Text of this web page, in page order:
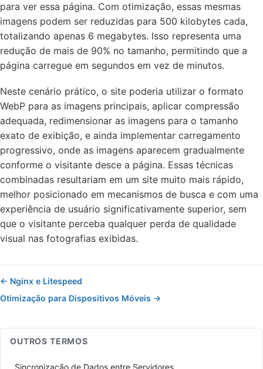
para ver essa página. Com otimização, essas mesmas
imagens podem ser reduzidas para 500 kilobytes cada,
totalizando apenas 6 megabytes. Isso representa uma
redução de mais de 90% no tamanho, permitindo que a
página carregue em segundos em vez de minutos.
Neste cenário prático, o site poderia utilizar o formato
WebP para as imagens principais, aplicar compressão
adequada, redimensionar as imagens para o tamanho
exato de exibição, e ainda implementar carregamento
progressivo, onde as imagens aparecem gradualmente
conforme o visitante desce a página. Essas técnicas
combinadas resultariam em um site muito mais rápido,
melhor posicionado em mecanismos de busca e com uma
experiência de usuário significativamente superior, sem
que o visitante perceba qualquer perda de qualidade
visual nas fotografias exibidas.
← Nginx e Litespeed
Otimização para Dispositivos Móveis →
OUTROS TERMOS